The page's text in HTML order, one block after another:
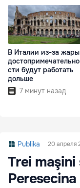
В Италии из-за жары
достопримечательно
сти будут работать
дольше
7 минут назад
Publika 20 апреля
Trei
Peresecina